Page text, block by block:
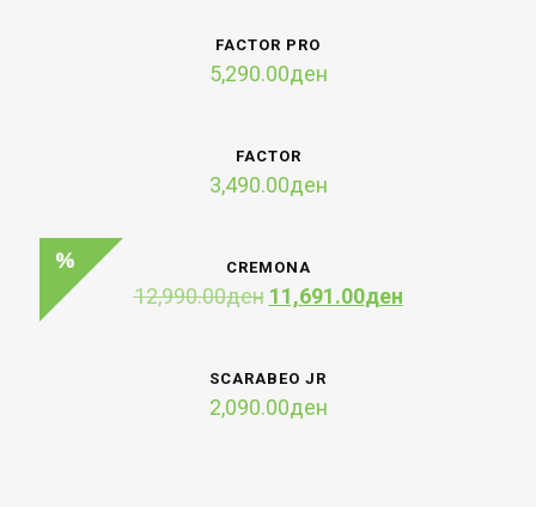
FACTOR PRO
5,290.00ден
FACTOR
3,490.00ден
CREMONA
12,990.00ден Original
11,691.00денCurrent
SCARABEO JR
2,090.00ден